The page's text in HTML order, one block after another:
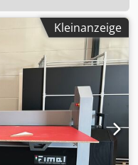
Kleinanzeige